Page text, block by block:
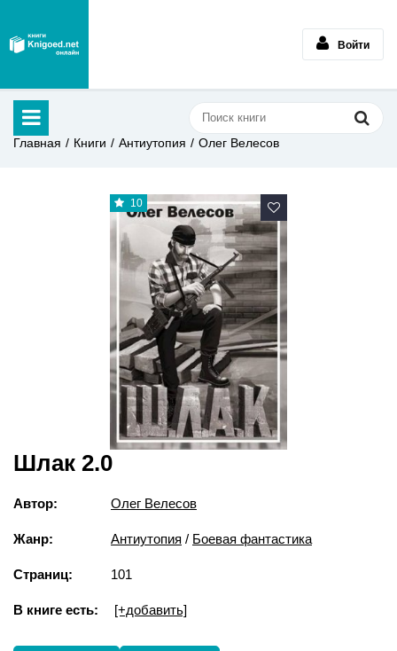
Войти
Главная Книги Антиутопия Олег Велесов
10
Шлак 2.0
Автор: Олег Велесов
Жанр: Антиутопия / Боевая фантастика
Страниц: 101
В книге есть: [+добавить]